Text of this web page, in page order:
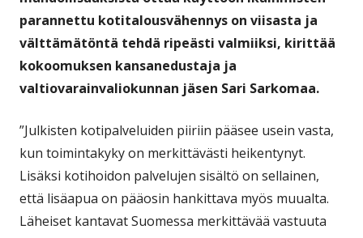
parannettu kotitalousvähennys on viisasta ja
välttämätöntä tehdä ripeästi valmiiksi, kirittää
kokoomuksen kansanedustaja ja
valtiovarainvaliokunnan jäsen Sari Sarkomaa.
”Julkisten kotipalveluiden piiriin pääsee usein vasta,
kun toimintakyky on merkittävästi heikentynyt.
Lisäksi kotihoidon palvelujen sisältö on sellainen,
että lisäapua on pääosin hankittava myös muualta.
Läheiset kantavat Suomessa merkittävää vastuuta